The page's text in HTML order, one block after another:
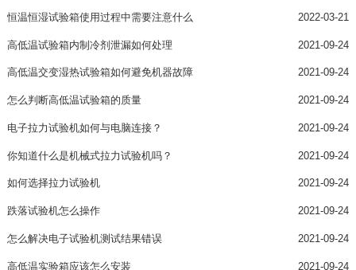
恒温恒湿试验箱使用过程中需要注意什么 2022-03-21
高低温试验箱内制冷剂泄漏如何处理 2021-09-24
高低温交变湿热试验箱如何避免机器故障 2021-09-24
怎么判断高低温试验箱的质量 2021-09-24
电子拉力试验机如何与电脑连接？ 2021-09-24
你知道什么是机械式拉力试验机吗？ 2021-09-24
如何选择拉力试验机 2021-09-24
跌落试验机怎么操作 2021-09-24
怎么解决电子试验机测试结果错误 2021-09-24
高低温实验箱应该怎么安装 2021-09-24